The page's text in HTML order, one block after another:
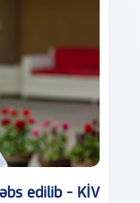
edilib - KİV